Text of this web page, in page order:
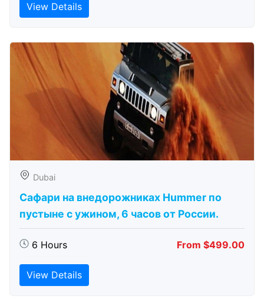
View Details
Dubai
Сафари на внедорожниках Hummer по
пустыне с ужином, 6 часов от России.
6 Hours From $499.00
View Details